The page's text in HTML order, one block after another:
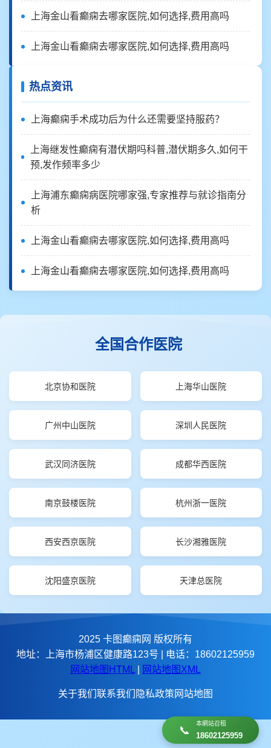
上海金山看癫痫去哪家医院,如何选择,费用高吗
上海金山看癫痫去哪家医院,如何选择,费用高吗
热点资讯
上海癫痫手术成功后为什么还需要坚持服药？
上海继发性癫痫有潜伏期吗科普,潜伏期多久,如何干
预,发作频率多少
上海浦东癫痫病医院哪家强,专家推荐与就诊指南分
析
上海金山看癫痫去哪家医院,如何选择,费用高吗
上海金山看癫痫去哪家医院,如何选择,费用高吗
全国合作医院
北京协和医院 上海华山医院
广州中山医院 深圳人民医院
武汉同济医院 成都华西医院
南京鼓楼医院 杭州浙一医院
西安西京医院 长沙湘雅医院
沈阳盛京医院 天津总医院
2025 卡图癫痫网 版权所有
地址：上海市杨浦区健康路123号 | 电话：18602125959
网站地图HTML
网站地图XML
关于我们 联系我们 隐私政策 网站地图
📞
本網站召租
18602125959